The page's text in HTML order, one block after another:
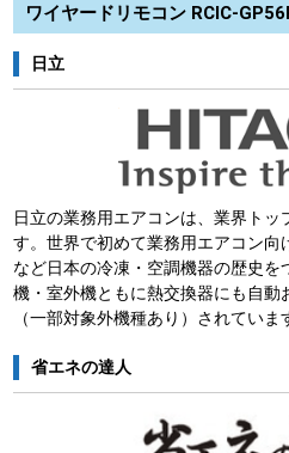
ワイヤードリモコン RCIC-
日立
日立の業務用エアコンは、業界ト
す。世界で初めて業務用エアコン向
など日本の冷凍・空調機器の歴史
機・室外機ともに熱交換器にも自
（一部対象外機種あり）されていま
省エネの達人